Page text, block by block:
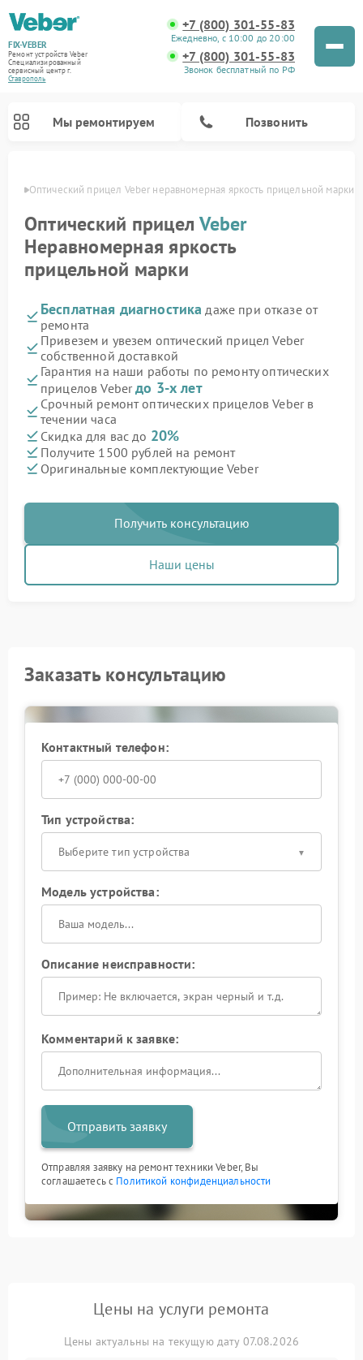
FIX-VEBER
Ремонт устройств Veber
Специализированный
cервисный центр г.
Ставрополь
+7 (800) 301-55-83
Ежедневно, с 10:00 до 20:00
+7 (800) 301-55-83
Звонок бесплатный по РФ
Мы ремонтируем Позвонить
Оптический прицел Veber неравномерная яркость прицельной марки
Оптический прицелVeber
Неравномерная яркость
прицельной марки
Бесплатная диагностика даже при отказе от
ремонта
Привезем и увезем оптический прицел Veber
собственной доставкой
Гарантия на наши работы по ремонту оптических
прицелов Veberдо 3-х лет
Срочный ремонт оптических прицелов Veber в
течении часа
Скидка для вас до 20%
Получите 1500 рублей на ремонт
Оригинальные комплектующие Veber
Получить консультацию
Наши цены
Заказать консультацию
Контактный телефон:
Тип устройства:
Выберите тип устройства
Модель устройства:
Описание неисправности:
Комментарий к заявке:
Отправить заявку
Отправляя заявку на ремонт техники Veber, Вы
соглашаетесь с Политикой конфиденциальности
Цены на услуги ремонта
Цены актуальны на текущую дату 07.08.2026